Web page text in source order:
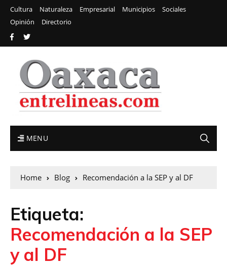
Cultura Naturaleza Empresarial Municipios
Sociales
Opinión
Directorio
MENU
Home Blog Recomendación a la SEP y al DF
Etiqueta:
Recomendación a la SEP
y al DF